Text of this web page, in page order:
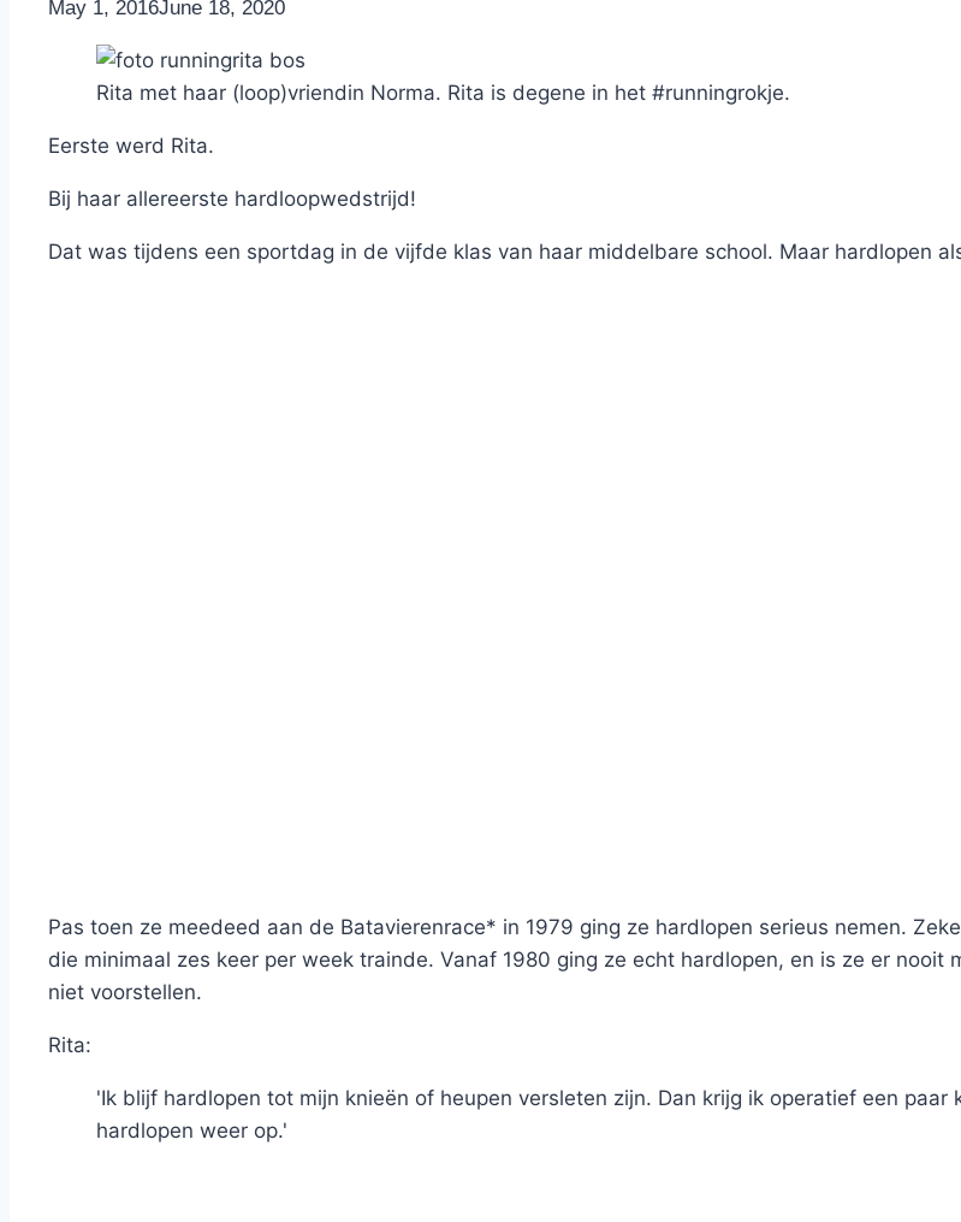
ByNicole
May 1, 2016June 18, 2020
Rita met haar (loop)vriendin Norma. Rita is degene in het #runningrokje.
Eerste werd Rita.
Bij haar allereerste hardloopwedstrijd!
Dat was tijdens een sportdag in de vijfde klas van haar middelbare school. Maar hardlopen
Pas toen ze meedeed aan de Batavierenrace* in 1979 ging ze hardlopen serieus nemen.
die minimaal zes keer per week trainde. Vanaf 1980 ging ze echt hardlopen, en is ze er nooit
niet voorstellen.
Rita:
'Ik blijf hardlopen tot mijn knieën of heupen versleten zijn. Dan krijg ik operatief een
hardlopen weer op.'